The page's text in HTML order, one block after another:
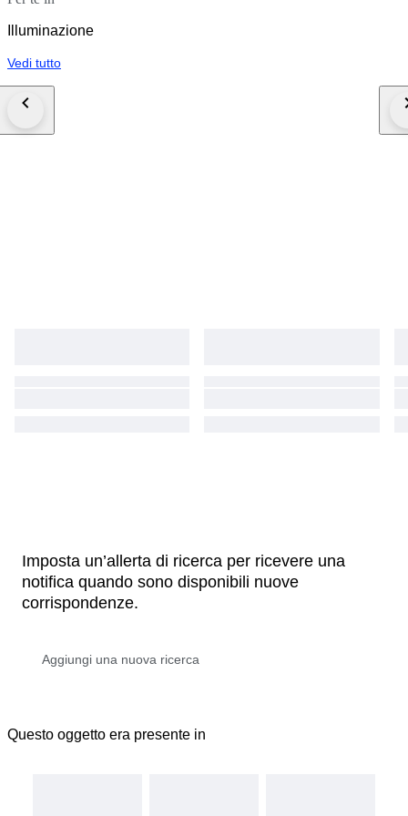
Illuminazione
Vedi tutto
Imposta un’allerta di ricerca per ricevere una
notifica quando sono disponibili nuove
corrispondenze.
Questo oggetto era presente in